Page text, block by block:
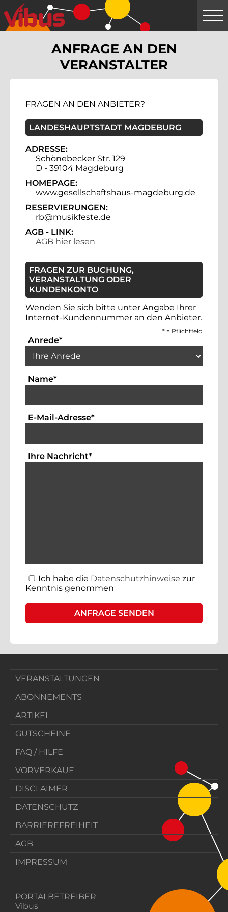
Springe
zum
Hauptinhalt
ANFRAGE AN DEN
VERANSTALTER
FRAGEN AN DEN ANBIETER?
LANDESHAUPTSTADT MAGDEBURG
ADRESSE:
Schönebecker Str. 129
D - 39104 Magdeburg
HOMEPAGE:
www.gesellschaftshaus-magdeburg.de
RESERVIERUNGEN:
rb@musikfeste.de
AGB - LINK:
AGB hier lesen
FRAGEN ZUR BUCHUNG,
VERANSTALTUNG ODER
KUNDENKONTO
Wenden Sie sich bitte unter Angabe Ihrer
Internet-Kundennummer an den Anbieter.
* = Pflichtfeld
Anrede*Auswahlbox für die Anrede. Dies ist
Name*Textfeld für die Eingabe Ihres Namens.
E-Mail-Adresse*Textfeld für die Eingabe der
Ihre Nachricht*Bitte geben Sie hier Ihre
Ich habe die Datenschutzhinweise zur
Kenntnis genommen
VERANSTALTUNGEN
ABONNEMENTS
ARTIKEL
GUTSCHEINE
FAQ / HILFE
VORVERKAUF
DISCLAIMER
DATENSCHUTZ
BARRIEREFREIHEIT
AGB
IMPRESSUM
PORTALBETREIBER
Vibus